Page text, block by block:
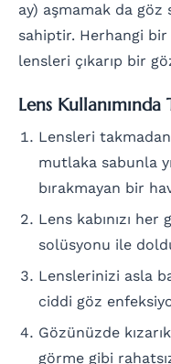
ay) aşmamak da göz
sahiptir. Herhangi
lensleri çıkarıp bir
Lens Kullanımında
Lensleri
mutlaka sabunla
bırakmayan bir
Lens kabınızı
solüsyonu ile
Lenslerinizi asla
ciddi göz
Gözünüzde
görme gibi